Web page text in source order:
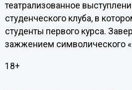
театрализованное
студенческого клуба, в
студенты первого курса.
зажжением символического
18+